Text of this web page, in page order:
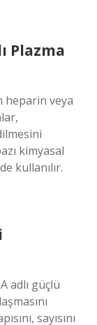
Plazma
heparin veya
kimyasal
kullanılır.
adlı güçlü
sayısını